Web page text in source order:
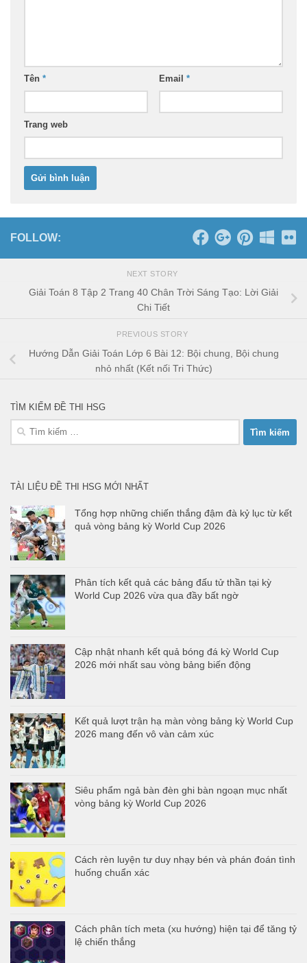
Tên * Email *
Trang web
FOLLOW:
NEXT STORY
Giải Toán 8 Tập 2 Trang 40 Chân Trời Sáng Tạo: Lời Giải
Chi Tiết
PREVIOUS STORY
Hướng Dẫn Giải Toán Lớp 6 Bài 12: Bội chung, Bội chung
nhỏ nhất (Kết nối Tri Thức)
TÌM KIẾM ĐỀ THI HSG
Tìm
kiếm
TÀI LIỆU ĐỀ THI HSG MỚI NHẤT
Tổng hợp những chiến thắng đậm đà kỷ lục từ kết
quả vòng bảng kỳ World Cup 2026
Phân tích kết quả các bảng đấu tử thần tại kỳ
World Cup 2026 vừa qua đầy bất ngờ
Cập nhật nhanh kết quả bóng đá kỳ World Cup
2026 mới nhất sau vòng bảng biến động
Kết quả lượt trận hạ màn vòng bảng kỳ World Cup
2026 mang đến vô vàn cảm xúc
Siêu phẩm ngả bàn đèn ghi bàn ngoạn mục nhất
vòng bảng kỳ World Cup 2026
Cách rèn luyện tư duy nhạy bén và phán đoán tình
huống chuẩn xác
Cách phân tích meta (xu hướng) hiện tại để tăng tỷ
lệ chiến thắng